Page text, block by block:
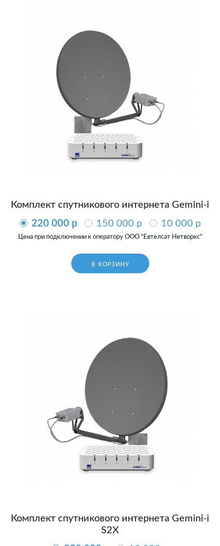
Комплект спутникового интернета Gemini-i
220 000 p
150 000 p 10 000 p
Цена при подключении к оператору ООО "Евтелсат Нетворкс"
В КОРЗИНУ
Комплект спутникового интернета Gemini-i
S2X